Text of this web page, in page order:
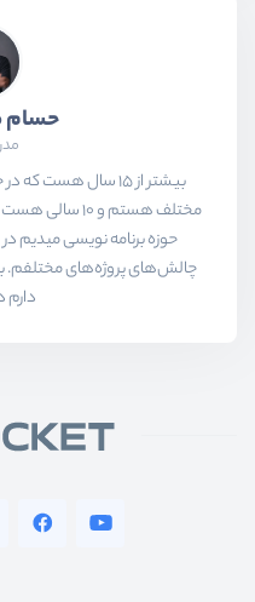
بیشتر از ۱۵ سال هست
مختلف هستم و
حوزه برنامه نویسی میدیم
چالش‌های پروژه‌های مختلفم.